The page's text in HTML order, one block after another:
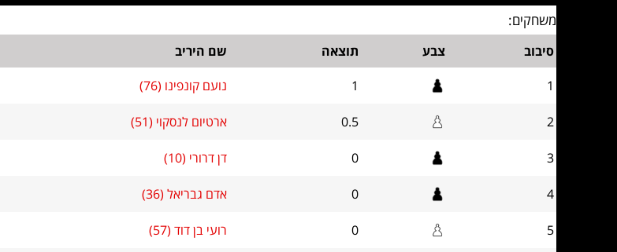
משחקים:
סיבוב צבע תוצאה שם היריב
1
1 נועם קונפינו (76)
2
0.5 ארטיום לנסקוי (51)
3
0 דן דרורי (10)
4
0 אדם גבריאל (36)
5
0 רועי בן דוד (57)